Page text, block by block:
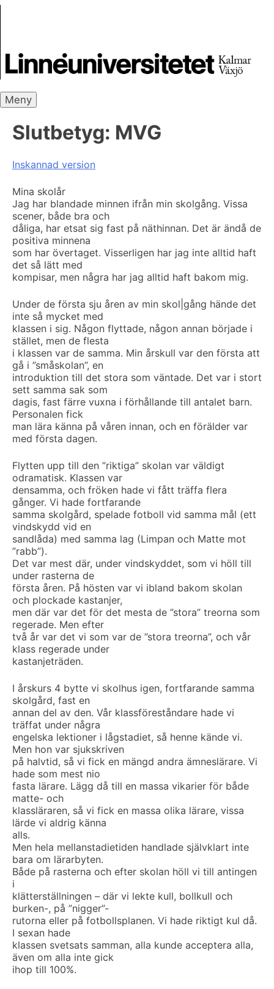
Meny
Slutbetyg: MVG
Inskannad version
Mina skolår
Jag har blandade minnen ifrån min skolgång. Vissa
scener, både bra och
dåliga, har etsat sig fast på näthinnan. Det är ändå de
positiva minnena
som har övertaget. Visserligen har jag inte alltid haft
det så lätt med
kompisar, men några har jag alltid haft bakom mig.
Under de första sju åren av min skol|gång hände det
inte så mycket med
klassen i sig. Någon flyttade, någon annan började i
stället, men de flesta
i klassen var de samma. Min årskull var den första att
gå i ”småskolan”, en
introduktion till det stora som väntade. Det var i stort
sett samma sak som
dagis, fast färre vuxna i förhållande till antalet barn.
Personalen fick
man lära känna på våren innan, och en förälder var
med första dagen.
Flytten upp till den ”riktiga” skolan var väldigt
odramatisk. Klassen var
densamma, och fröken hade vi fått träffa flera
gånger. Vi hade fortfarande
samma skolgård, spelade fotboll vid samma mål (ett
vindskydd vid en
sandlåda) med samma lag (Limpan och Matte mot
”rabb”).
Det var mest där, under vindskyddet, som vi höll till
under rasterna de
första åren. På hösten var vi ibland bakom skolan
och plockade kastanjer,
men där var det för det mesta de ”stora” treorna som
regerade. Men efter
två år var det vi som var de ”stora treorna”, och vår
klass regerade under
kastanjeträden.
I årskurs 4 bytte vi skolhus igen, fortfarande samma
skolgård, fast en
annan del av den. Vår klassföreståndare hade vi
träffat under några
engelska lektioner i lågstadiet, så henne kände vi.
Men hon var sjukskriven
på halvtid, så vi fick en mängd andra ämneslärare. Vi
hade som mest nio
fasta lärare. Lägg då till en massa vikarier för både
matte- och
klassläraren, så vi fick en massa olika lärare, vissa
lärde vi aldrig känna
alls.
Men hela mellanstadietiden handlade självklart inte
bara om lärarbyten.
Både på rasterna och efter skolan höll vi till antingen
i
klätterställningen – där vi lekte kull, bollkull och
burken-, på ”nigger”-
rutorna eller på fotbollsplanen. Vi hade riktigt kul då.
I sexan hade
klassen svetsats samman, alla kunde acceptera alla,
även om alla inte gick
ihop till 100%.